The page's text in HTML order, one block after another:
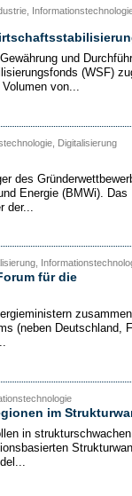
und
(WSF)
von...
Digitalisierung
des
Energie (BMWi). Das
für die
(neben Deutschland,
im
in